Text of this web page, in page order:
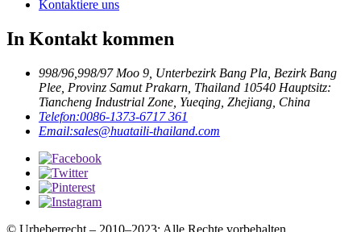
Kontaktiere uns
In Kontakt kommen
998/96,998/97 Moo 9, Unterbezirk Bang Pla, Bezirk Bang
Plee, Provinz Samut Prakarn, Thailand 10540 Hauptsitz:
Tiancheng Industrial Zone, Yueqing, Zhejiang, China
Telefon:0086-1373-6717 361
Email:sales@huataili-thailand.com
© Urheberrecht – 2010–2023: Alle Rechte vorbehalten.